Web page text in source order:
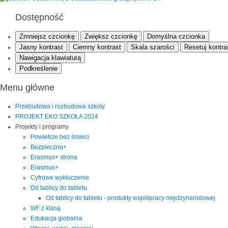
Dostępność
Zmniejsz czcionkę Zwiększ czcionkę
Domyślna czcionka
Jasny kontrast
Ciemny kontrast Skala szarości
Resetuj
Nawigacja klawiaturą
Podkreślenie
Menu główne
Przebudowa i rozbudowa szkoły
PROJEKT EKO SZKOŁA 2024
Projekty i programy
Powietrze bez śmieci
Bezpieczna+
Erasmus+ strona
Erasmus+
Cyfrowe wykluczenie
Od tablicy do tabletu
Od tablicy do tabletu - produkty współpracy międzynarodowej
WF z klasą
Edukacja globalna